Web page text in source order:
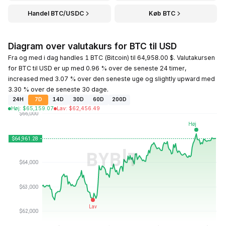
Handel BTC/USDC Køb BTC
Diagram over valutakurs for BTC til USD
Fra og med i dag handles 1 BTC (Bitcoin) til 64,958.00 $. Valutakursen
for BTC til USD er up med 0.96 % over de seneste 24 timer,
increased med 3.07 % over den seneste uge og slightly upward med
3.30 % over de seneste 30 dage.
24H 7D 14D 30D 60D
200D
Høj: $65,159.07 Lav: $62,456.49
Sidst opdateret: 2026-08-08, 07:27 GMT+0